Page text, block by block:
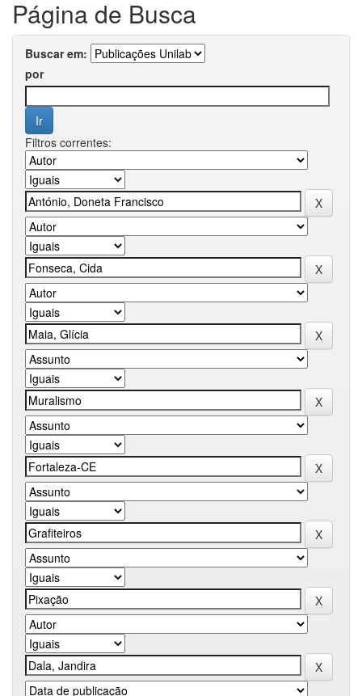
Página de Busca
Buscar em:
por
Filtros correntes: